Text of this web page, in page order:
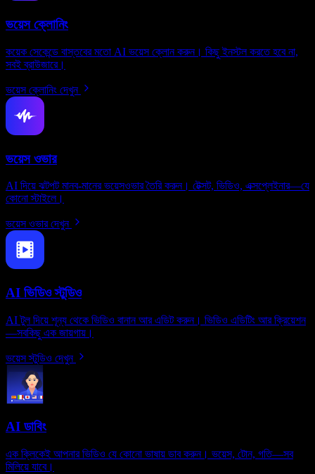
ভয়েস ক্লোনিং
কয়েক সেকেন্ডে বাস্তবের মতো AI ভয়েস ক্লোন করুন। কিছু ইনস্টল করতে হবে না,
সবই ব্রাউজারে।
ভয়েস ক্লোনিং দেখুন
ভয়েস ওভার
AI দিয়ে ঝটপট মানব-মানের ভয়েসওভার তৈরি করুন। টেক্সট, ভিডিও, এক্সপ্লেইনার—যে
কোনো স্টাইলে।
ভয়েস ওভার দেখুন
AI ভিডিও স্টুডিও
AI টুল দিয়ে শূন্য থেকে ভিডিও বানান আর এডিট করুন। ভিডিও এডিটিং আর ক্রিয়েশন
—সবকিছু এক জায়গায়।
ভয়েস স্টুডিও দেখুন
AI ডাবিং
এক ক্লিকেই আপনার ভিডিও যে কোনো ভাষায় ডাব করুন। ভয়েস, টোন, গতি—সব
মিলিয়ে যাবে।